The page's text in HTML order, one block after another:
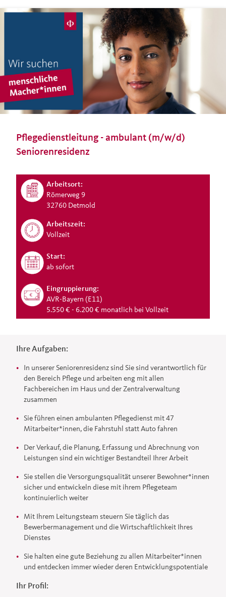
Pflegedienstleitung - ambulant (m/w/d)
Seniorenresidenz
Arbeitsort:
Römerweg 9
32760 Detmold
Arbeitszeit:
Vollzeit
Start:
ab sofort
Eingruppierung:
AVR-Bayern (E11)
5.550 € - 6.200 € monatlich bei Vollzeit
Ihre Aufgaben:
In unserer Seniorenresidenz sind Sie sind verantwortlich für
den Bereich Pflege und arbeiten eng mit allen
Fachbereichen im Haus und der Zentralverwaltung
zusammen
Sie führen einen ambulanten Pflegedienst mit 47
Mitarbeiter*innen, die Fahrstuhl statt Auto fahren
Der Verkauf, die Planung, Erfassung und Abrechnung von
Leistungen sind ein wichtiger Bestandteil Ihrer Arbeit
Sie stellen die Versorgungsqualität unserer Bewohner*innen
sicher und entwickeln diese mit ihrem Pflegeteam
kontinuierlich weiter
Mit Ihrem Leitungsteam steuern Sie täglich das
Bewerbermanagement und die Wirtschaftlichkeit Ihres
Dienstes
Sie halten eine gute Beziehung zu allen Mitarbeiter*innen
und entdecken immer wieder deren Entwicklungspotentiale
Ihr Profil: